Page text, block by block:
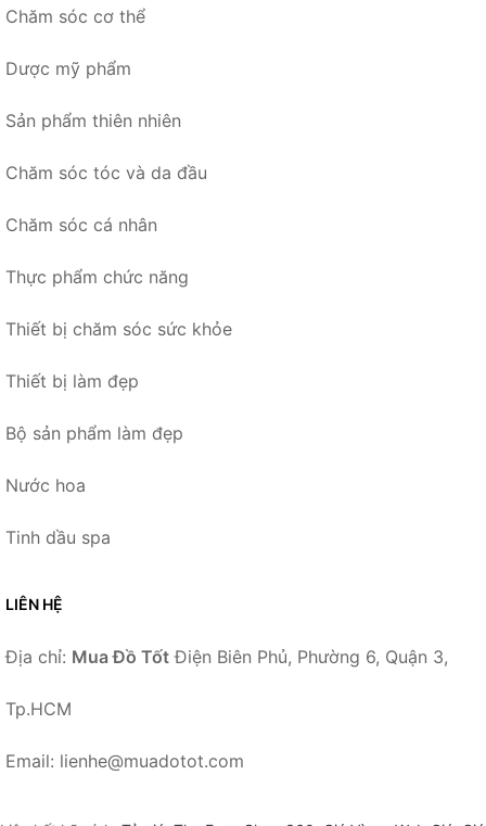
Chăm sóc cơ thể
Dược mỹ phẩm
Sản phẩm thiên nhiên
Chăm sóc tóc và da đầu
Chăm sóc cá nhân
Thực phẩm chức năng
Thiết bị chăm sóc sức khỏe
Thiết bị làm đẹp
Bộ sản phẩm làm đẹp
Nước hoa
Tinh dầu spa
LIÊN HỆ
Địa chỉ: Mua Đồ Tốt Điện Biên Phủ, Phường 6, Quận 3,
Tp.HCM
Email: lienhe@muadotot.com